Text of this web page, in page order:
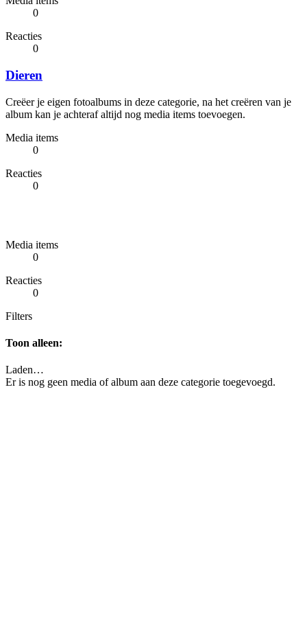
0
Reacties
0
Dieren
Creëer je eigen fotoalbums in deze categorie, na het creëren van je
album kan je achteraf altijd nog media items toevoegen.
Media items
0
Reacties
0
Media items
0
Reacties
0
Filters
Toon alleen:
Laden…
Er is nog geen media of album aan deze categorie toegevoegd.